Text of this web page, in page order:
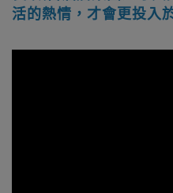
活的熱情，才會更投入